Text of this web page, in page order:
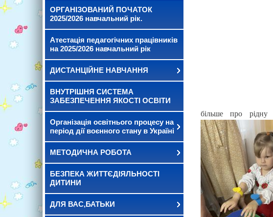
ОРГАНІЗОВАНИЙ ПОЧАТОК
2025/2026 навчальний рік.
Атестація педагогічних працівників
на 2025/2026 навчальний рік
ДИСТАНЦІЙНЕ НАВЧАННЯ
ВНУТРІШНЯ СИСТЕМА
ЗАБЕЗПЕЧЕННЯ ЯКОСТІ ОСВІТИ
Організація освітнього процесу на
період дії воєнного стану в Україні
МЕТОДИЧНА РОБОТА
БЕЗПЕКА ЖИТТЄДІЯЛЬНОСТІ
ДИТИНИ
ДЛЯ ВАС,БАТЬКИ
більше про рідну